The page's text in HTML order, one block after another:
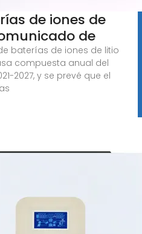
de iones de
de
baterías de iones de litio
compuesta anual del
2027, y se prevé que el